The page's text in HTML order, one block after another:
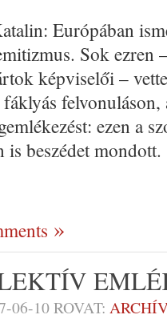
Európában
Sok
képviselői –
ezen a
beszédet mondott.
06-10ROVAT: